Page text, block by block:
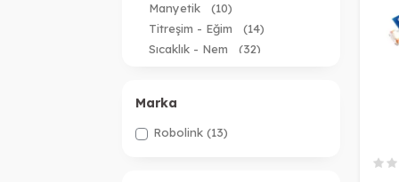
Manyetik
(10)
Titreşim - Eğim
(14)
Sıcaklık - Nem
(32)
Dokunmatik
Işık - Renk - Alev
Marka
Robolink (13)